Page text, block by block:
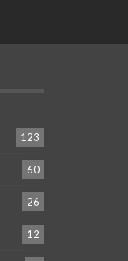
123
60
26
12